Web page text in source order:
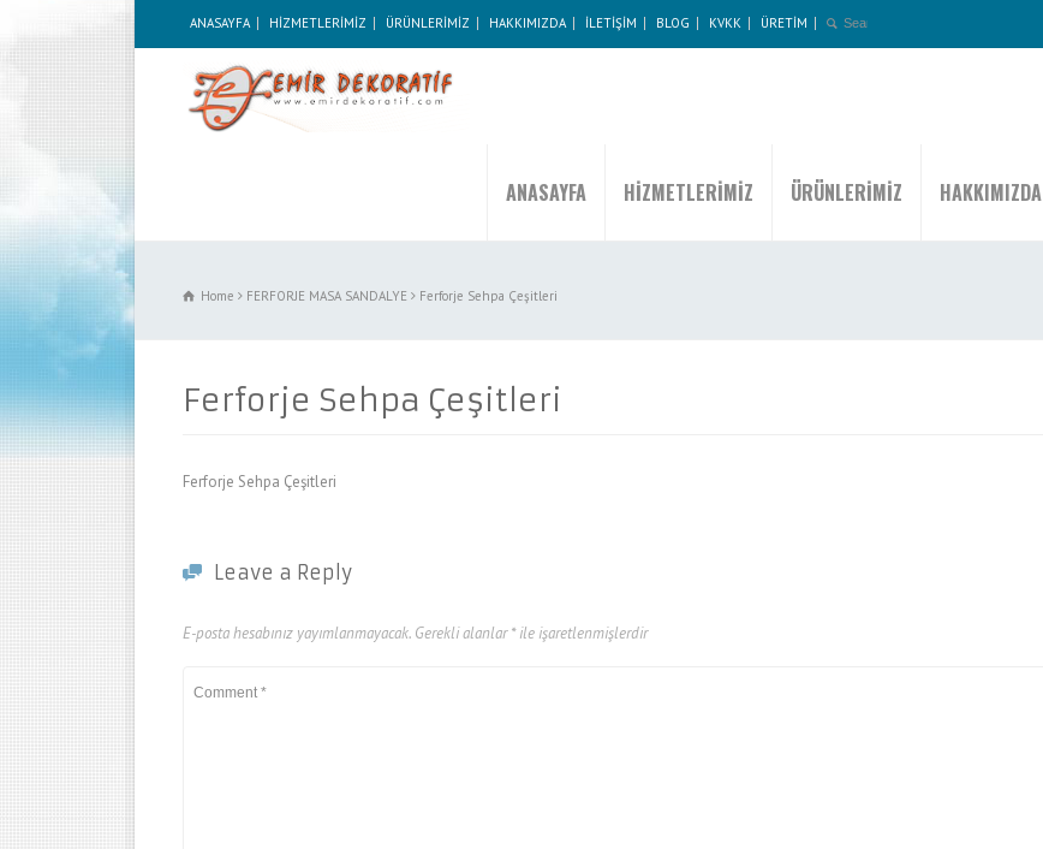
ANASAYFA HİZMETLERİMİZ ÜRÜNLERİMİZ HAKKIMIZDA İLETİŞİM BLOG KVKK ÜRETİM
ANASAYFA HİZMETLERİMİZ ÜRÜNLERİMİZ HAKKIMIZDA
Home FERFORJE MASA SANDALYE Ferforje Sehpa Çeşitleri
Ferforje Sehpa Çeşitleri
Ferforje Sehpa Çeşitleri
Leave a Reply
E-posta hesabınız yayımlanmayacak. Gerekli alanlar*ile işaretlenmişlerdir